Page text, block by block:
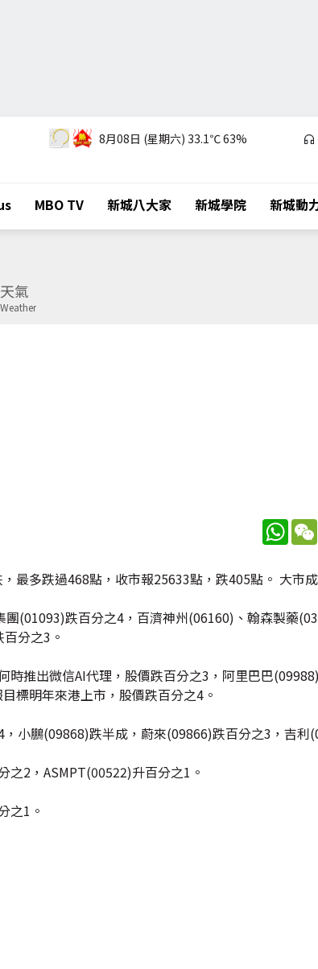
8月08日 (星期六) 33.1℃63%
MBO TV 新城八大家 新城學院 新城動
天氣
Weather
最多跌過468點，收市報25633點，跌405點。 大市
(01093)跌百分之4，百濟神州(06160)、翰森製藥
分之3。
推出微信AI代理，股價跌百分之3，阿里巴巴
標明年來港上市，股價跌百分之4。
小鵬(09868)跌半成，蔚來(09866)跌百分之3，吉利
2，ASMPT(00522)升百分之1。
之1。